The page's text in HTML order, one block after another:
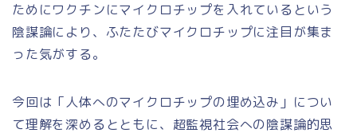
ためにワクチンにマイクロチップを入れているという
陰謀論により、ふたたびマイクロチップに注目が集ま
った気がする。
今回は「人体へのマイクロチップの埋め込み」につい
て理解を深めるとともに、超監視社会への陰謀論的思